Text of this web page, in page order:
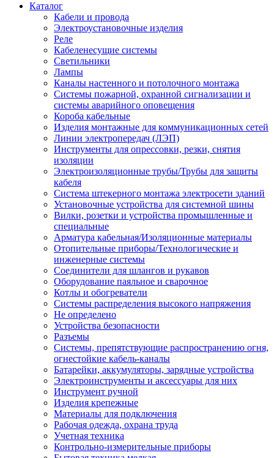
Каталог
Кабели и провода
Электроустановочные изделия
Реле
Кабеленесущие системы
Светильники
Лампы
Каналы настенного и потолочного монтажа
Системы пожарной, охранной сигнализации и
системы аварийного оповещения
Короба кабельные
Изделия монтажные для коммуникационных сетей
Линии электропередач (ЛЭП)
Инструменты для опрессовки, резки, снятия
изоляции
Электроизоляционные трубы/Трубы для защиты
кабеля
Система штекерного монтажа электросети зданий
Установочные устройства для системной шины
Вилки, розетки и устройства промышленные и
специальные
Арматура кабельная/Изоляционные материалы
Отопительные приборы/Технологические и
инженерные системы
Соединители для шлангов и рукавов
Оборудование паяльное и сварочное
Котлы и обогреватели
Системы распределения высокого напряжения
Не определено
Устройства безопасности
Разъемы
Системы, препятствующие распространению огня,
огнестойкие кабель-каналы
Батарейки, аккумуляторы, зарядные устройства
Электроинструменты и аксессуары для них
Инструмент ручной
Изделия крепежные
Материалы для подключения
Рабочая одежда, охрана труда
Учетная техника
Контрольно-измерительные приборы